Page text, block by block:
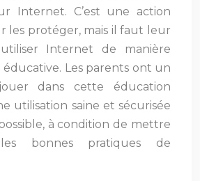
Internet. C’est une action
les protéger, mais il faut leur
Internet de manière
éducative. Les parents ont un
dans cette éducation
utilisation saine et sécurisée
à condition de mettre
bonnes pratiques de